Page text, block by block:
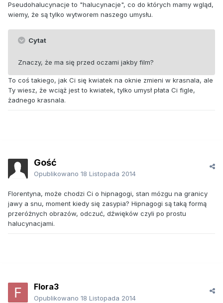
Pseudohalucynacje to "halucynacje", co do których mamy wgląd,
wiemy, że są tylko wytworem naszego umysłu.
Cytat
Znaczy, że ma się przed oczami jakby film?
To coś takiego, jak Ci się kwiatek na oknie zmieni w krasnala, ale
Ty wiesz, że wciąż jest to kwiatek, tylko umysł płata Ci figle,
żadnego krasnala.
Gość
Opublikowano 18 Listopada 2014
Florentyna, może chodzi Ci o hipnagogi, stan mózgu na granicy
jawy a snu, moment kiedy się zasypia? Hipnagogi są taką formą
przeróżnych obrazów, odczuć, dźwięków czyli po prostu
halucynacjami.
Flora3
Opublikowano 18 Listopada 2014